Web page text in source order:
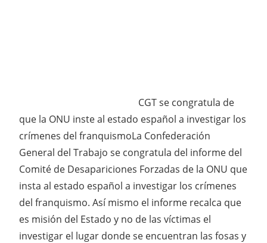
CGT se congratula de
que la ONU inste al estado español a investigar los
crímenes del franquismoLa Confederación
General del Trabajo se congratula del informe del
Comité de Desapariciones Forzadas de la ONU que
insta al estado español a investigar los crímenes
del franquismo. Así mismo el informe recalca que
es misión del Estado y no de las víctimas el
investigar el lugar donde se encuentran las fosas y